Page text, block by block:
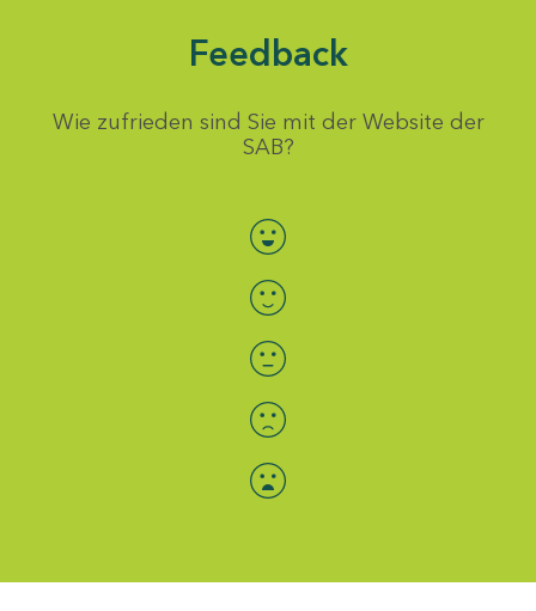
Feedback
Wie zufrieden sind Sie mit der Website der
SAB?
Bewertung auswählen